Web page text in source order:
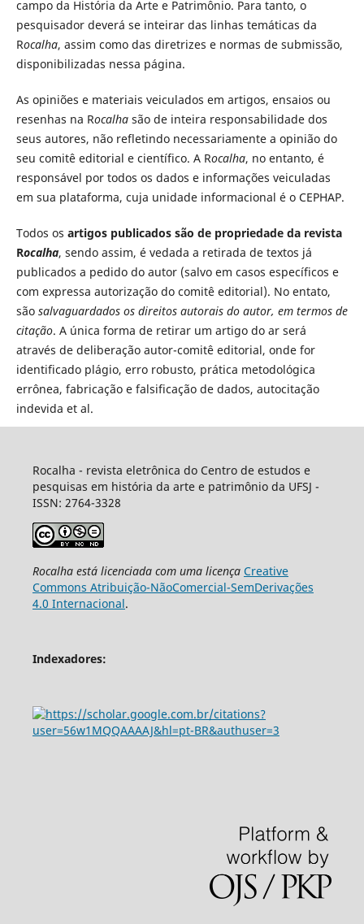
campo da História da Arte e Patrimônio. Para tanto, o
pesquisador deverá se inteirar das linhas temáticas da
Rocalha, assim como das diretrizes e normas de submissão,
disponibilizadas nessa página.
As opiniões e materiais veiculados em artigos, ensaios ou
resenhas na Rocalha são de inteira responsabilidade dos
seus autores, não refletindo necessariamente a opinião do
seu comitê editorial e científico. A Rocalha, no entanto, é
responsável por todos os dados e informações veiculadas
em sua plataforma, cuja unidade informacional é o CEPHAP.
Todos os artigos publicados são de propriedade da revista
Rocalha, sendo assim, é vedada a retirada de textos já
publicados a pedido do autor (salvo em casos específicos e
com expressa autorização do comitê editorial). No entato,
são salvaguardados os direitos autorais do autor, em termos de
citação. A única forma de retirar um artigo do ar será
através de deliberação autor-comitê editorial, onde for
identificado plágio, erro robusto, prática metodológica
errônea, fabricação e falsificação de dados, autocitação
indevida et al.
Rocalha - revista eletrônica do Centro de estudos e
pesquisas em história da arte e patrimônio da UFSJ -
ISSN: 2764-3328
Rocalha está licenciada com uma licença Creative
Commons Atribuição-NãoComercial-SemDerivações
4.0 Internacional.
Indexadores: